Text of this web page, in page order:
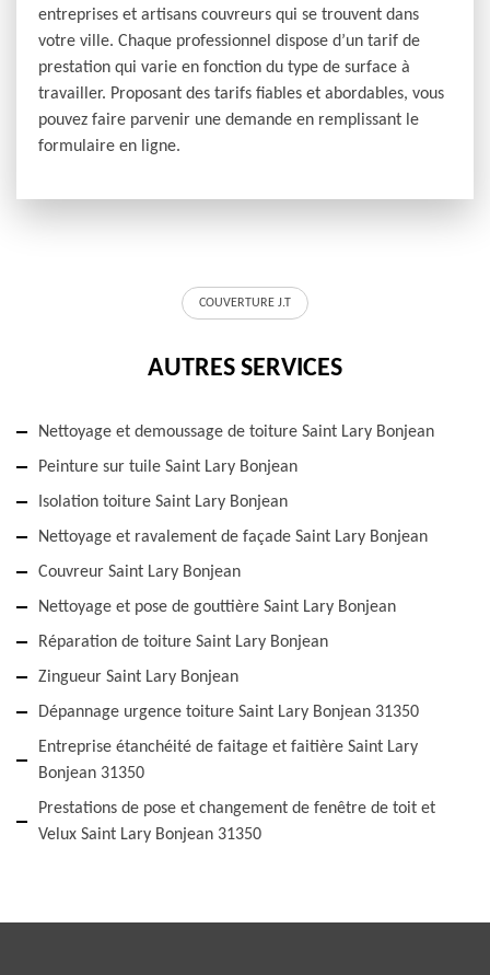
entreprises et artisans couvreurs qui se trouvent dans
votre ville. Chaque professionnel dispose d’un tarif de
prestation qui varie en fonction du type de surface à
travailler. Proposant des tarifs fiables et abordables, vous
pouvez faire parvenir une demande en remplissant le
formulaire en ligne.
COUVERTURE J.T
AUTRES SERVICES
Nettoyage et demoussage de toiture Saint Lary Bonjean
Peinture sur tuile Saint Lary Bonjean
Isolation toiture Saint Lary Bonjean
Nettoyage et ravalement de façade Saint Lary Bonjean
Couvreur Saint Lary Bonjean
Nettoyage et pose de gouttière Saint Lary Bonjean
Réparation de toiture Saint Lary Bonjean
Zingueur Saint Lary Bonjean
Dépannage urgence toiture Saint Lary Bonjean 31350
Entreprise étanchéité de faitage et faitière Saint Lary
Bonjean 31350
Prestations de pose et changement de fenêtre de toit et
Velux Saint Lary Bonjean 31350